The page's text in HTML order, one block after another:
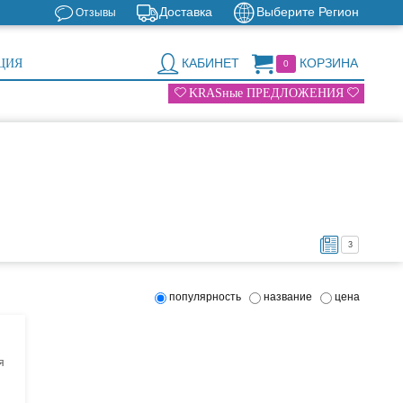
Выберите Регион
Доставка
Отзывы
0 КОРЗИНА
КАБИНЕТ
KRASные ПРЕДЛОЖЕНИЯ
3
популярность название цена